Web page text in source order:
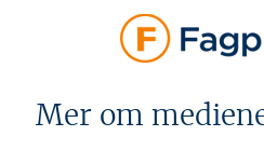
Mer om